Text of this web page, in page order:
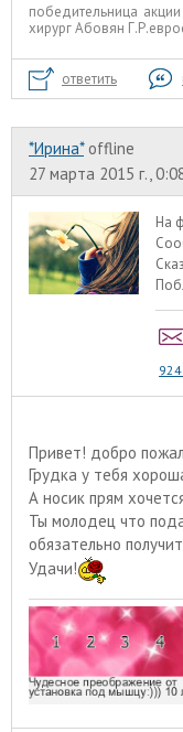
победительница
хирург Абовян
ответить
*Ирина* offline
27 марта 2015 г.,
На
Привет! добро
Грудка у тебя
А носик прям
Ты молодец что
обязательно
Удачи!